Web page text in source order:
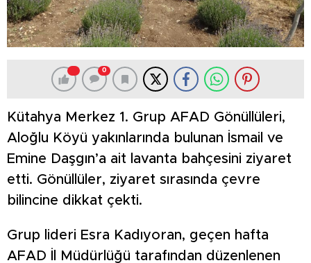
0
Kütahya Merkez 1. Grup AFAD Gönüllüleri,
Aloğlu Köyü yakınlarında bulunan İsmail ve
Emine Daşgın’a ait lavanta bahçesini ziyaret
etti. Gönüllüler, ziyaret sırasında çevre
bilincine dikkat çekti.
Grup lideri Esra Kadıyoran, geçen hafta
AFAD İl Müdürlüğü tarafından düzenlenen